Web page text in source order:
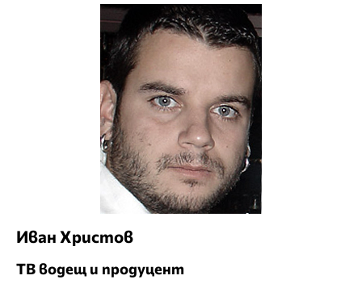
Иван Христов
ТВ водещ и продуцент